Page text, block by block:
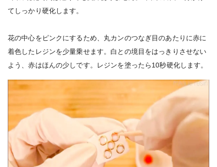
てしっかり硬化します。
花の中心をピンクにするため、丸カンのつなぎ目のあたりに赤に
着色したレジンを少量乗せます。白との境目をはっきりさせない
よう、赤はほんの少しです。レジンを塗ったら10秒硬化します。